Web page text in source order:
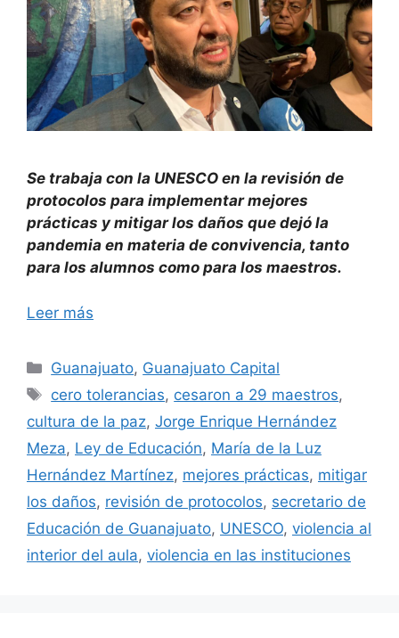
Se trabaja con la UNESCO en la revisión de
protocolos para implementar mejores
prácticas y mitigar los daños que dejó la
pandemia en materia de convivencia, tanto
para los alumnos como para los maestros.
Leer más
Categorías
Guanajuato, Guanajuato Capital
Etiquetas
cero tolerancias, cesaron a 29 maestros,
cultura de la paz, Jorge Enrique Hernández
Meza, Ley de Educación, María de la Luz
Hernández Martínez, mejores prácticas, mitigar
los daños, revisión de protocolos, secretario de
Educación de Guanajuato, UNESCO, violencia al
interior del aula, violencia en las instituciones